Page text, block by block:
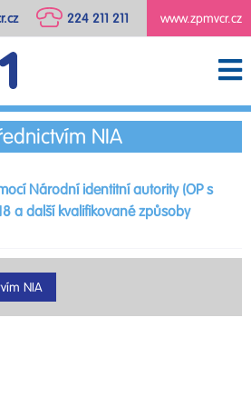
www.zpmvcr.cz
224 211 211
NIA
Národní identitní autority (OP s
a další kvalifikované způsoby